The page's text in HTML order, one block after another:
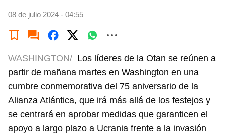
08 de julio 2024 - 04:55
WASHINGTON/ Los líderes de la Otan se reúnen a
partir de mañana martes en Washington en una
cumbre conmemorativa del 75 aniversario de la
Alianza Atlántica, que irá más allá de los festejos y
se centrará en aprobar medidas que garanticen el
apoyo a largo plazo a Ucrania frente a la invasión